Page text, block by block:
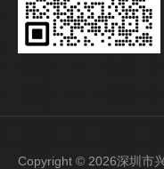
Copyright © 2026深圳市